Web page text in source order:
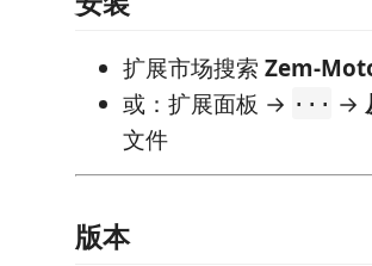
扩展市场搜索 Zem-
或：扩展面板 → ··· →
文件
版本